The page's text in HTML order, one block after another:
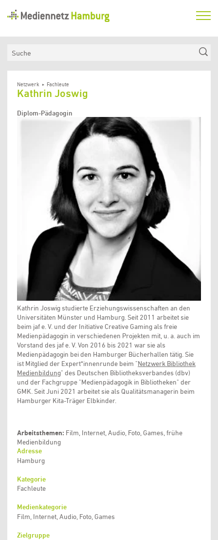
Hamburg
Aktuelles
Medienkompetenzfonds
Verein
Netzwerk Fachleute
Kathrin Joswig
Diplom-Pädagogin
Kathrin Joswig studierte Erziehungswissenschaften an den
Universitäten Münster und Hamburg. Seit 2011 arbeitet sie
beim jaf e. V. und der Initiative Creative Gaming als freie
Medienpädagogin in verschiedenen Projekten mit, u. a. auch im
Vorstand des jaf e. V. Von 2016 bis 2021 war sie als
Medienpädagogin bei den Hamburger Bücherhallen tätig. Sie
ist Mitglied der Expert*innenrunde beim "Netzwerk Bibliothek
Medienbildung" des Deutschen Bibliotheksverbandes (dbv)
und der Fachgruppe "Medienpädagogik in Bibliotheken" der
GMK. Seit Juni 2021 arbeitet sie als Qualitätsmanagerin beim
Hamburger Kita-Träger Elbkinder.
Arbeitsthemen: Film, Internet, Audio, Foto, Games, frühe
Medienbildung
Adresse
Hamburg
Kategorie
Fachleute
Medienkategorie
Film, Internet, Audio, Foto, Games
Zielgruppe